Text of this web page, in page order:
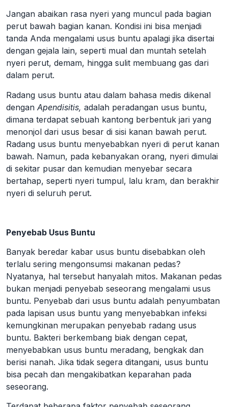
Jangan abaikan rasa nyeri yang muncul pada bagian
perut bawah bagian kanan. Kondisi ini bisa menjadi
tanda Anda mengalami usus buntu apalagi jika disertai
dengan gejala lain, seperti mual dan muntah setelah
nyeri perut, demam, hingga sulit membuang gas dari
dalam perut.
Radang usus buntu atau dalam bahasa medis dikenal
dengan Apendisitis, adalah peradangan usus buntu,
dimana terdapat sebuah kantong berbentuk jari yang
menonjol dari usus besar di sisi kanan bawah perut.
Radang usus buntu menyebabkan nyeri di perut kanan
bawah. Namun, pada kebanyakan orang, nyeri dimulai
di sekitar pusar dan kemudian menyebar secara
bertahap, seperti nyeri tumpul, lalu kram, dan berakhir
nyeri di seluruh perut.
Penyebab Usus Buntu
Banyak beredar kabar usus buntu disebabkan oleh
terlalu sering mengonsumsi makanan pedas?
Nyatanya, hal tersebut hanyalah mitos. Makanan pedas
bukan menjadi penyebab seseorang mengalami usus
buntu. Penyebab dari usus buntu adalah penyumbatan
pada lapisan usus buntu yang menyebabkan infeksi
kemungkinan merupakan penyebab radang usus
buntu. Bakteri berkembang biak dengan cepat,
menyebabkan usus buntu meradang, bengkak dan
berisi nanah. Jika tidak segera ditangani, usus buntu
bisa pecah dan mengakibatkan keparahan pada
seseorang.